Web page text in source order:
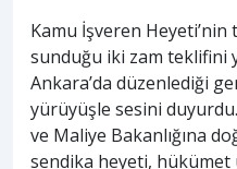
Kamu İşveren Heyeti’nin
sunduğu iki zam teklifini
Ankara’da düzenlediği
yürüyüşle sesini
ve Maliye Bakanlığına
sendika heyeti, hükümet